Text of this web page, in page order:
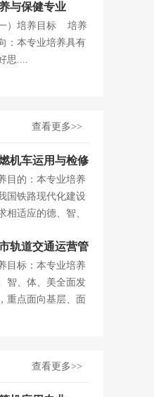
与保健专业
一）培养目标 培养
：本专业培养具有
思....
查看更多>>
机车运用与检修
目的：本专业培养
国铁路现代化建设
相适应的德、智、
轨道交通运营管
业
目标：本专业培养
智、体、美全面发
重点面向基层、面
查看更多>>